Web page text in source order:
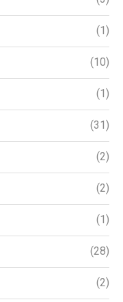
(1)
(10)
(1)
(31)
(2)
(2)
(1)
(28)
(2)